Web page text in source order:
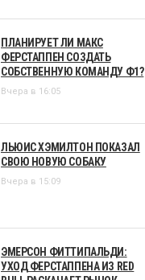
ПЛАНИРУЕТ ЛИ МАКС
ФЕРСТАППЕН СОЗДАТЬ
СОБСТВЕННУЮ КОМАНДУ Ф1?
Вчера в 16:05
ЛЬЮИС ХЭМИЛТОН ПОКАЗАЛ
СВОЮ НОВУЮ СОБАКУ
Вчера в 15:09
ЭМЕРСОН ФИТТИПАЛЬДИ:
УХОД ФЕРСТАППЕНА ИЗ RED